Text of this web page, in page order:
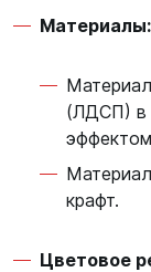
Материалы:
(ЛДСП) в
крафт.
Цветовое